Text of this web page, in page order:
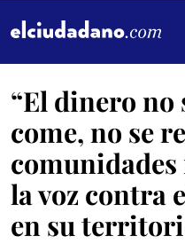
“El dinero no
come, no se
comunidades
la voz contra
en su